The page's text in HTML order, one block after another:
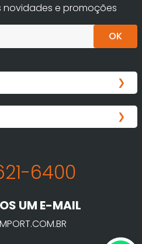
novidades e promoções
OK
6400
UM E-MAIL